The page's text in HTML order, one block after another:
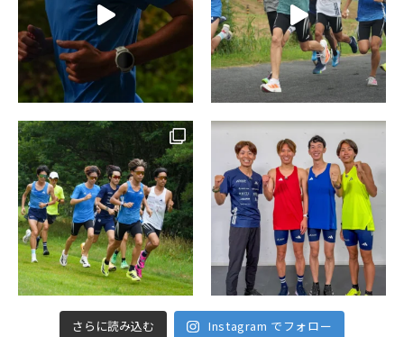
さらに読み込む Instagram でフォロー